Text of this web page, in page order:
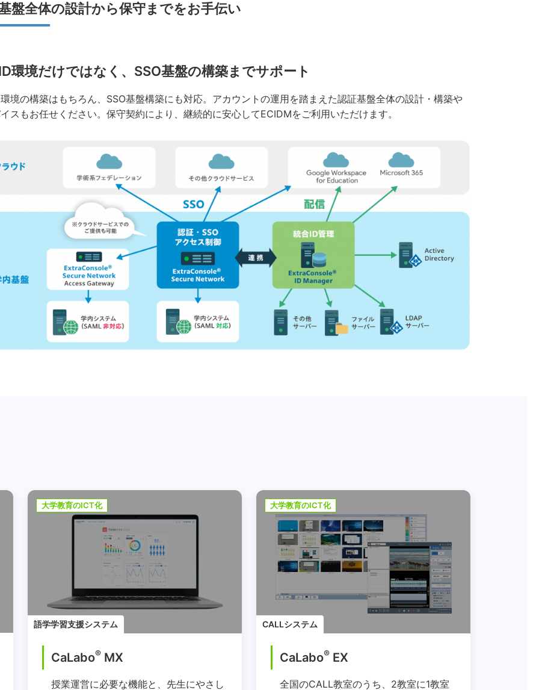
盤全体の設計から保守までをお手伝い
環境だけではなく、SSO基盤の構築までサポート
境の構築はもちろん、SSO基盤構築にも対応。アカウントの運用を踏まえた認証基盤全体の設計・構築や
スもお任せください。保守契約により、継続的に安心してECIDMをご利用いただけます。
大学教育のICT化
語学学習支援システム
CaLabo® MX
授業運営に必要な機能と、先生にやさし
大学教育のICT化
CALLシステム
CaLabo® EX
全国のCALL教室のうち、2教室に1教室